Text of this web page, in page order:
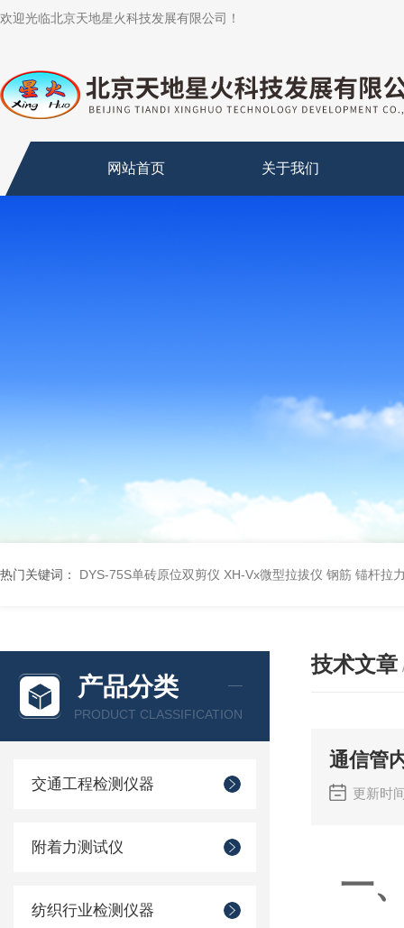
欢迎光临北京天地星火科技发展有限公司！
网站首页 关于我们
热门关键词： DYS-75S单砖原位双剪仪 XH-Vx微型拉拔仪 钢筋 锚杆拉
产品分类
PRODUCT CLASSIFICATION
交通工程检测仪器
附着力测试仪
纺织行业检测仪器
技术文章
通信管
更新时
一